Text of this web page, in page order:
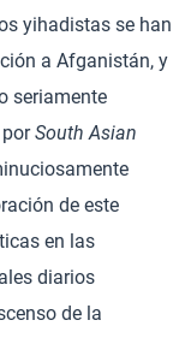
yihadistas se han
a Afganistán, y
seriamente
South Asian
de este
en las
diarios
de la